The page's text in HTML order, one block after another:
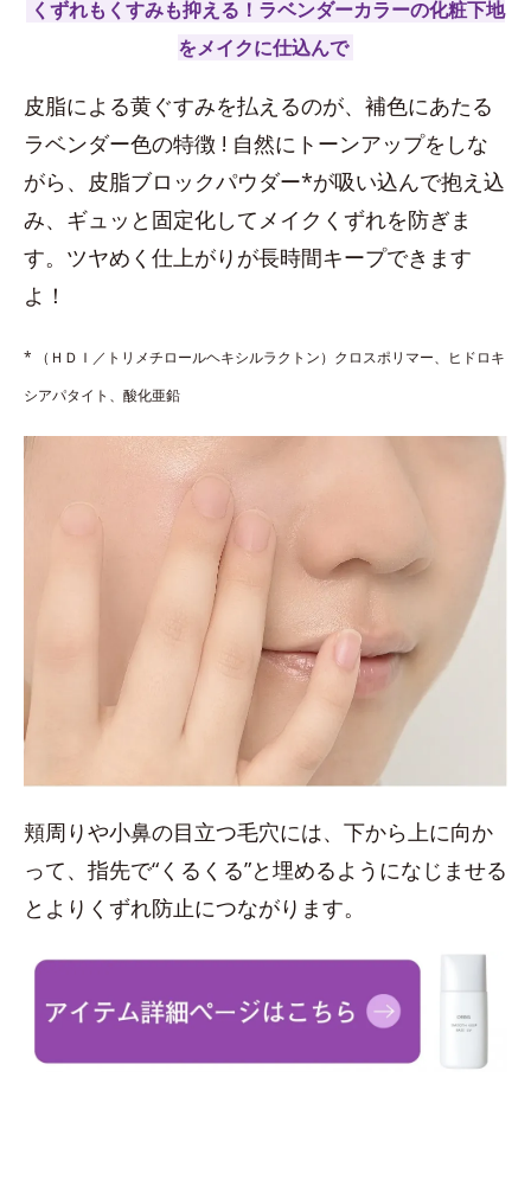
くずれもくすみも抑える！ラベンダーカラーの化粧下地
をメイクに仕込んで
皮脂による黄ぐすみを払えるのが、補色にあたる
ラベンダー色の特徴 ! 自然にトーンアップをしな
がら、皮脂ブロックパウダー*が吸い込んで抱え込
み、ギュッと固定化してメイクくずれを防ぎま
す。ツヤめく仕上がりが長時間キープできます
よ！
* （ＨＤＩ／トリメチロールヘキシルラクトン）クロスポリマー、ヒドロキ
シアパタイト、酸化亜鉛
頬周りや小鼻の目立つ毛穴には、下から上に向か
って、指先で“くるくる”と埋めるようになじませる
とよりくずれ防止につながります。